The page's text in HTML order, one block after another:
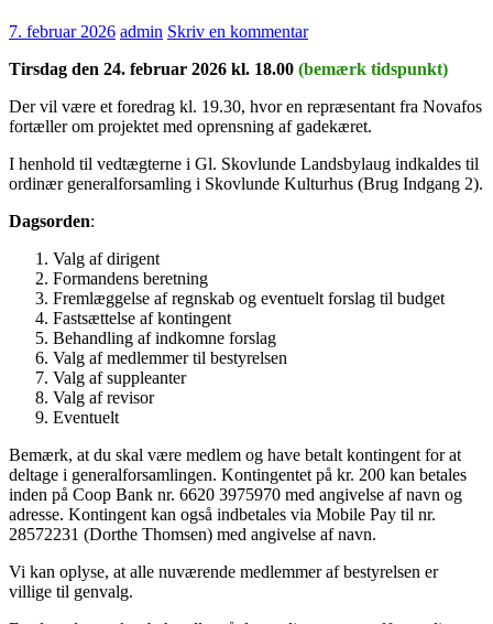
7. februar 2026 admin Skriv en kommentar
Tirsdag den 24. februar 2026 kl. 18.00 (bemærk tidspunkt)
Der vil være et foredrag kl. 19.30, hvor en repræsentant fra Novafos
fortæller om projektet med oprensning af gadekæret.
I henhold til vedtægterne i Gl. Skovlunde Landsbylaug indkaldes til
ordinær generalforsamling i Skovlunde Kulturhus (Brug Indgang 2).
Dagsorden:
Valg af dirigent
Formandens beretning
Fremlæggelse af regnskab og eventuelt forslag til budget
Fastsættelse af kontingent
Behandling af indkomne forslag
Valg af medlemmer til bestyrelsen
Valg af suppleanter
Valg af revisor
Eventuelt
Bemærk, at du skal være medlem og have betalt kontingent for at
deltage i generalforsamlingen. Kontingentet på kr. 200 kan betales
inden på Coop Bank nr. 6620 3975970 med angivelse af navn og
adresse. Kontingent kan også indbetales via Mobile Pay til nr.
28572231 (Dorthe Thomsen) med angivelse af navn.
Vi kan oplyse, at alle nuværende medlemmer af bestyrelsen er
villige til genvalg.